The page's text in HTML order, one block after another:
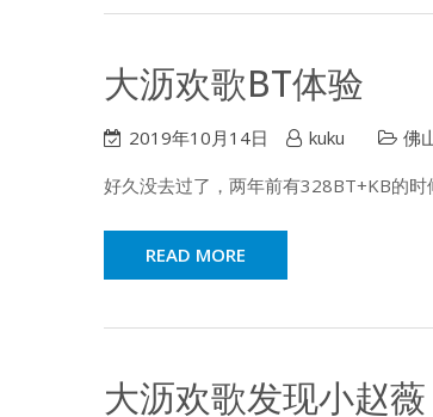
大沥欢歌BT体验
2019年10月14日 kuku 佛
好久没去过了，两年前有328BT+KB的
READ MORE
大沥欢歌发现小赵薇